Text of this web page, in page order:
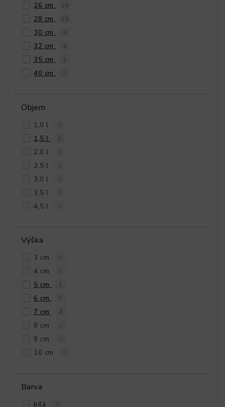
26 cm 24
28 cm 19
30 cm 4
32 cm 4
35 cm 3
40 cm 2
Objem
1,0 l
1,5 l 1
2,0 l
2,5 l
3,0 l
3,5 l
4,5 l
Výška
3 cm
4 cm
5 cm 1
6 cm 7
7 cm 4
8 cm
9 cm
10 cm
Barva
bílá